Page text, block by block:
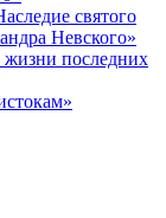
святого
Невского»
жизни последних